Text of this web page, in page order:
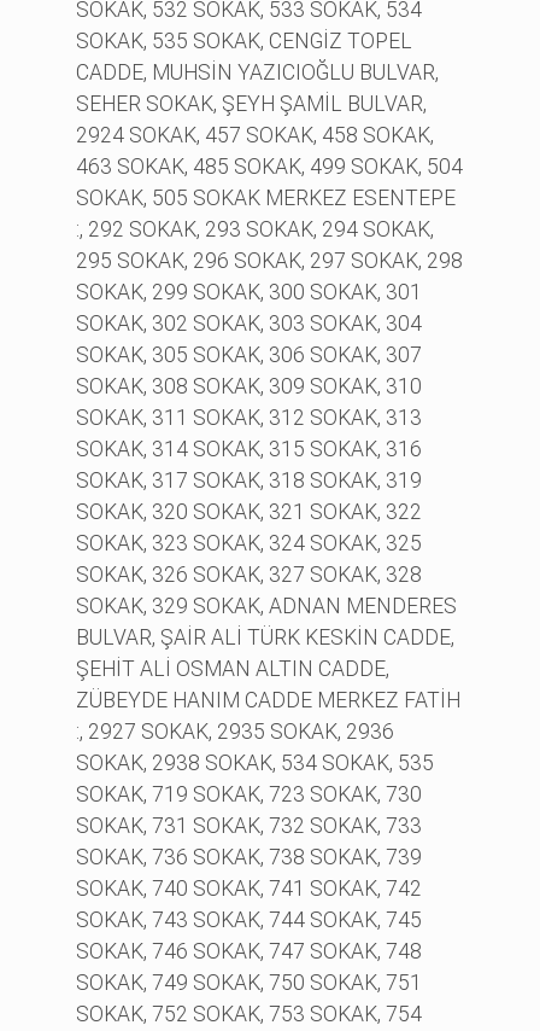
SOKAK, 532 SOKAK, 533 SOKAK, 534
SOKAK, 535 SOKAK, CENGİZ TOPEL
CADDE, MUHSİN YAZICIOĞLU BULVAR,
SEHER SOKAK, ŞEYH ŞAMİL BULVAR,
2924 SOKAK, 457 SOKAK, 458 SOKAK,
463 SOKAK, 485 SOKAK, 499 SOKAK, 504
SOKAK, 505 SOKAK MERKEZ ESENTEPE
:, 292 SOKAK, 293 SOKAK, 294 SOKAK,
295 SOKAK, 296 SOKAK, 297 SOKAK, 298
SOKAK, 299 SOKAK, 300 SOKAK, 301
SOKAK, 302 SOKAK, 303 SOKAK, 304
SOKAK, 305 SOKAK, 306 SOKAK, 307
SOKAK, 308 SOKAK, 309 SOKAK, 310
SOKAK, 311 SOKAK, 312 SOKAK, 313
SOKAK, 314 SOKAK, 315 SOKAK, 316
SOKAK, 317 SOKAK, 318 SOKAK, 319
SOKAK, 320 SOKAK, 321 SOKAK, 322
SOKAK, 323 SOKAK, 324 SOKAK, 325
SOKAK, 326 SOKAK, 327 SOKAK, 328
SOKAK, 329 SOKAK, ADNAN MENDERES
BULVAR, ŞAİR ALİ TÜRK KESKİN CADDE,
ŞEHİT ALİ OSMAN ALTIN CADDE,
ZÜBEYDE HANIM CADDE MERKEZ FATİH
:, 2927 SOKAK, 2935 SOKAK, 2936
SOKAK, 2938 SOKAK, 534 SOKAK, 535
SOKAK, 719 SOKAK, 723 SOKAK, 730
SOKAK, 731 SOKAK, 732 SOKAK, 733
SOKAK, 736 SOKAK, 738 SOKAK, 739
SOKAK, 740 SOKAK, 741 SOKAK, 742
SOKAK, 743 SOKAK, 744 SOKAK, 745
SOKAK, 746 SOKAK, 747 SOKAK, 748
SOKAK, 749 SOKAK, 750 SOKAK, 751
SOKAK, 752 SOKAK, 753 SOKAK, 754